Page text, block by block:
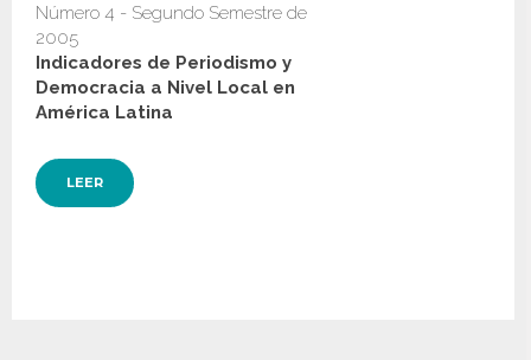
Número 4 - Segundo Semestre de
2005
Indicadores de Periodismo y
Democracia a Nivel Local en
América Latina
LEER